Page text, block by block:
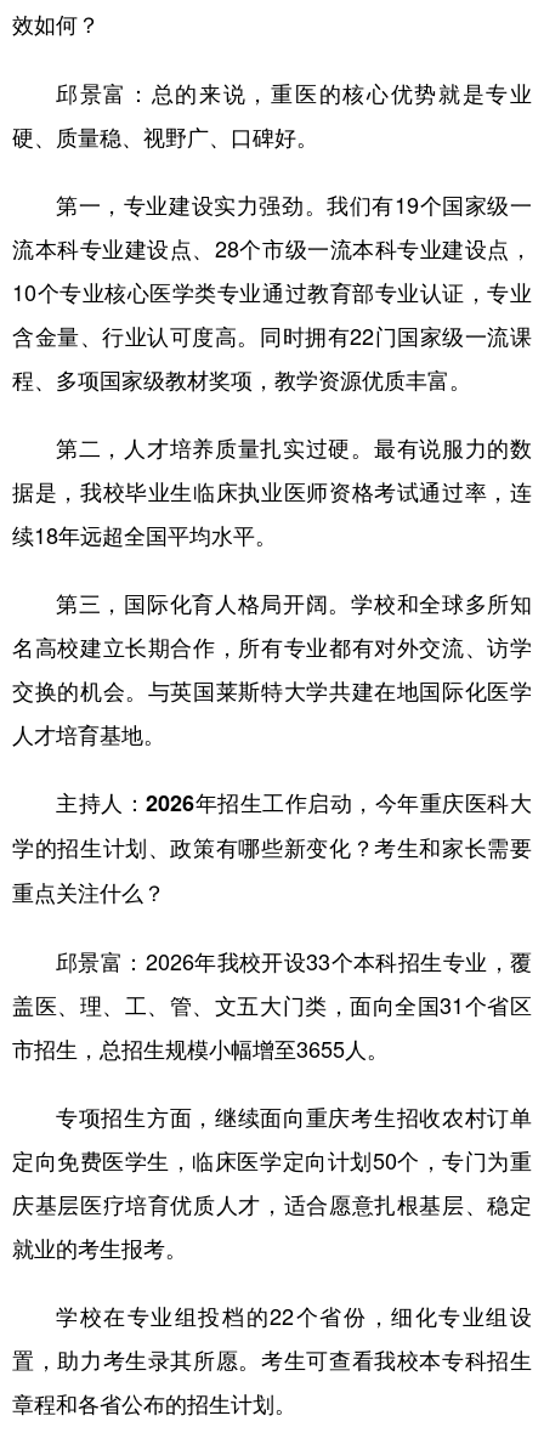
效如何？
邱景富：总的来说，重医的核心优势就是专业
硬、质量稳、视野广、口碑好。
第一，专业建设实力强劲。我们有19个国家级一
流本科专业建设点、28个市级一流本科专业建设点，
10个专业核心医学类专业通过教育部专业认证，专业
含金量、行业认可度高。同时拥有22门国家级一流课
程、多项国家级教材奖项，教学资源优质丰富。
第二，人才培养质量扎实过硬。最有说服力的数
据是，我校毕业生临床执业医师资格考试通过率，连
续18年远超全国平均水平。
第三，国际化育人格局开阔。学校和全球多所知
名高校建立长期合作，所有专业都有对外交流、访学
交换的机会。与英国莱斯特大学共建在地国际化医学
人才培育基地。
主持人：2026年招生工作启动，今年重庆医科大
学的招生计划、政策有哪些新变化？考生和家长需要
重点关注什么？
邱景富：2026年我校开设33个本科招生专业，覆
盖医、理、工、管、文五大门类，面向全国31个省区
市招生，总招生规模小幅增至3655人。
专项招生方面，继续面向重庆考生招收农村订单
定向免费医学生，临床医学定向计划50个，专门为重
庆基层医疗培育优质人才，适合愿意扎根基层、稳定
就业的考生报考。
学校在专业组投档的22个省份，细化专业组设
置，助力考生录其所愿。考生可查看我校本专科招生
章程和各省公布的招生计划。